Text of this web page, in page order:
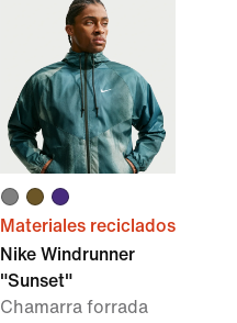
Materiales reciclados
Nike Windrunner
"Sunset"
Chamarra forrada